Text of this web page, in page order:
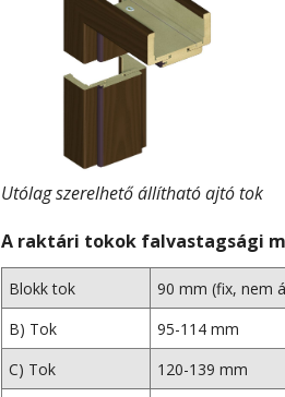
Utólag szerelhető állítható ajtó tok
A raktári tokok falvastagsági
Blokk tok 90 mm (fix, nem
B) Tok
95-114 mm
C) Tok
120-139 mm